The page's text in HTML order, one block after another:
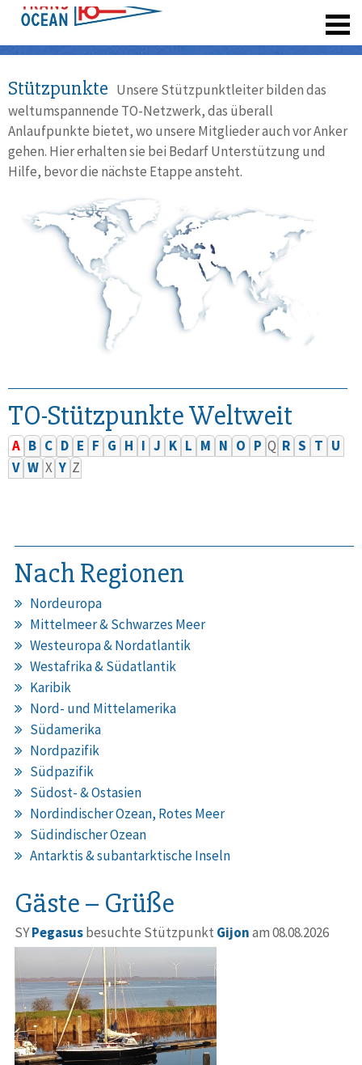
Stützpunkte Unsere Stützpunktleiter bilden das
weltumspannende TO-Netzwerk, das überall
Anlaufpunkte bietet, wo unsere Mitglieder auch vor Anker
gehen. Hier erhalten sie bei Bedarf Unterstützung und
Hilfe, bevor die nächste Etappe ansteht.
TO-Stützpunkte Weltweit
A B C D E F G H I J K L M N O P Q R S T U
V W X Y Z
Nach Regionen
Nordeuropa
Mittelmeer & Schwarzes Meer
Westeuropa & Nordatlantik
Westafrika & Südatlantik
Karibik
Nord- und Mittelamerika
Südamerika
Nordpazifik
Südpazifik
Südost- & Ostasien
Nordindischer Ozean, Rotes Meer
Südindischer Ozean
Antarktis & subantarktische Inseln
Gäste – Grüße
SYPegasusbesuchte Stützpunkt Gijonam 08.08.2026